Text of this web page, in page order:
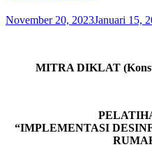
November 20, 2023Januari 15,
MITRA DIKLAT
“IMPLEMENTASI